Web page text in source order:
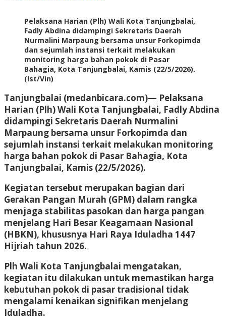
Pelaksana Harian (Plh) Wali Kota Tanjungbalai,
Fadly Abdina didampingi Sekretaris Daerah
Nurmalini Marpaung bersama unsur Forkopimda
dan sejumlah instansi terkait melakukan
monitoring harga bahan pokok di Pasar
Bahagia, Kota Tanjungbalai, Kamis (22/5/2026).
(Ist/Vin)
Tanjungbalai (medanbicara.com)— Pelaksana
Harian (Plh) Wali Kota Tanjungbalai, Fadly Abdina
didampingi Sekretaris Daerah Nurmalini
Marpaung bersama unsur Forkopimda dan
sejumlah instansi terkait melakukan monitoring
harga bahan pokok di Pasar Bahagia, Kota
Tanjungbalai, Kamis (22/5/2026).
Kegiatan tersebut merupakan bagian dari
Gerakan Pangan Murah (GPM) dalam rangka
menjaga stabilitas pasokan dan harga pangan
menjelang Hari Besar Keagamaan Nasional
(HBKN), khususnya Hari Raya Iduladha 1447
Hijriah tahun 2026.
Plh Wali Kota Tanjungbalai mengatakan,
kegiatan itu dilakukan untuk memastikan harga
kebutuhan pokok di pasar tradisional tidak
mengalami kenaikan signifikan menjelang
Iduladha.